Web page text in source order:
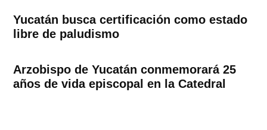
Yucatán busca certificación como estado
libre de paludismo
Arzobispo de Yucatán conmemorará 25
años de vida episcopal en la Catedral